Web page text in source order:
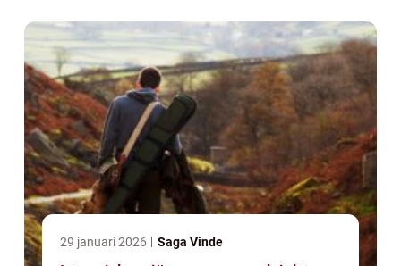
29 januari 2026 Saga Vinde